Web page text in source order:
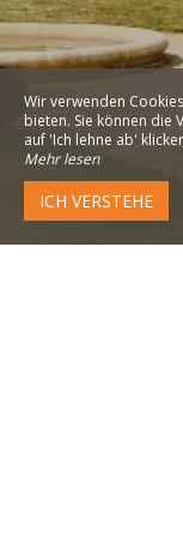
Wir verwenden
bieten. Sie können die
auf 'Ich lehne ab'
Mehr lesen
ICH VERSTEHE